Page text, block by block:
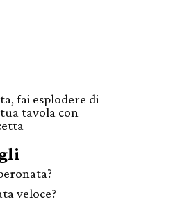
fai esplodere di
tavola con
veloce?